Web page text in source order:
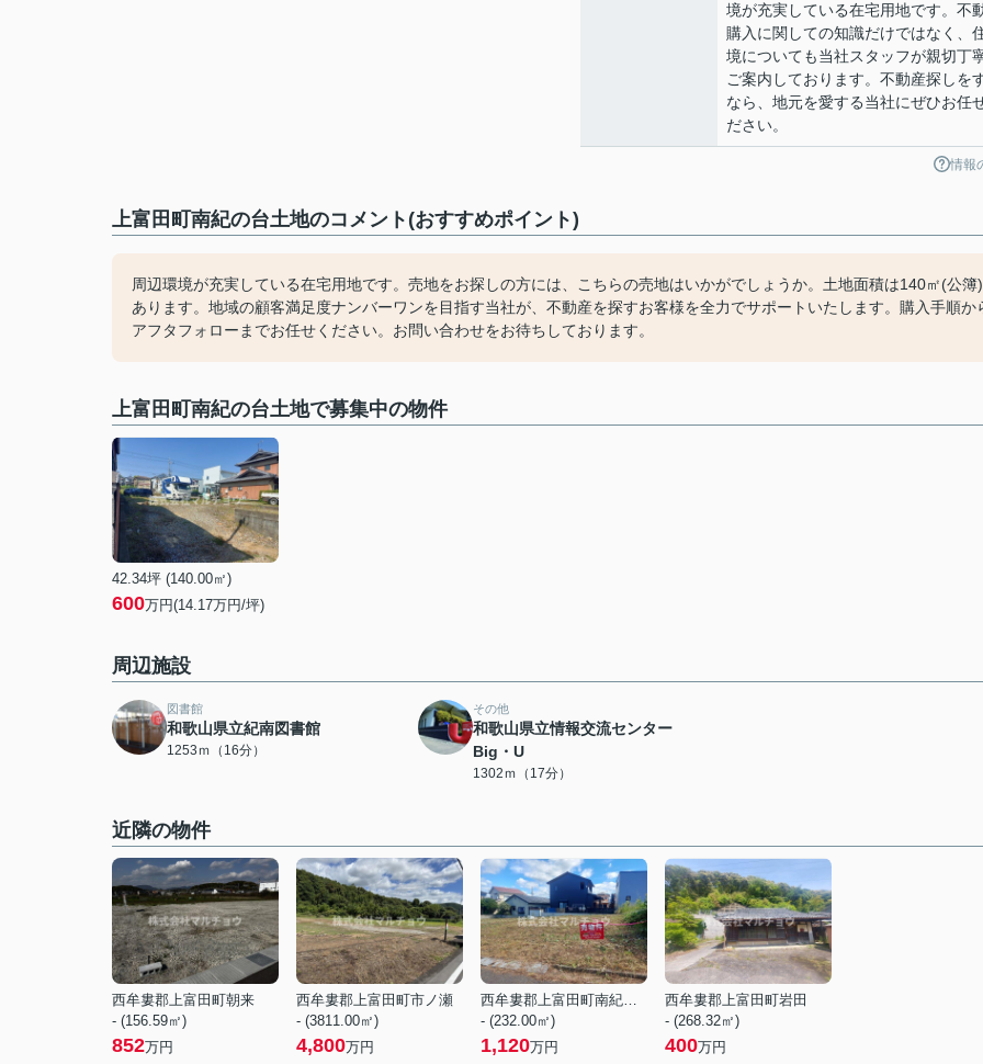
境が充実している在宅用地です。不
購入に関しての知識だけではなく、
境についても当社スタッフが親切丁
ご案内しております。不動産探しを
なら、地元を愛する当社にぜひお任
ださい。
情報
上富田町南紀の台土地のコメント(おすすめポイント)
周辺環境が充実している在宅用地です。売地をお探しの方には、こちらの売地はいかがでしょうか。土地面積は140㎡(公簿)
あります。地域の顧客満足度ナンバーワンを目指す当社が、不動産を探すお客様を全力でサポートいたします。購入手順か
アフタフォローまでお任せください。お問い合わせをお待ちしております。
上富田町南紀の台土地で募集中の物件
42.34坪 (140.00㎡)
600万円(14.17万円/坪)
周辺施設
図書館
和歌山県立紀南図書館
1253ｍ（16分）
その他
和歌山県立情報交流センター
Big・U
1302ｍ（17分）
近隣の物件
西牟婁郡上富田町朝来
- (156.59㎡)
852万円
西牟婁郡上富田町市ノ瀬
- (3811.00㎡)
4,800万円
西牟婁郡上富田町南紀の台
- (232.00㎡)
1,120万円
西牟婁郡上富田町岩田
- (268.32㎡)
400万円